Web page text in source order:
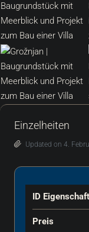
Einzelheiten
Updated on 4.
ID
Preis